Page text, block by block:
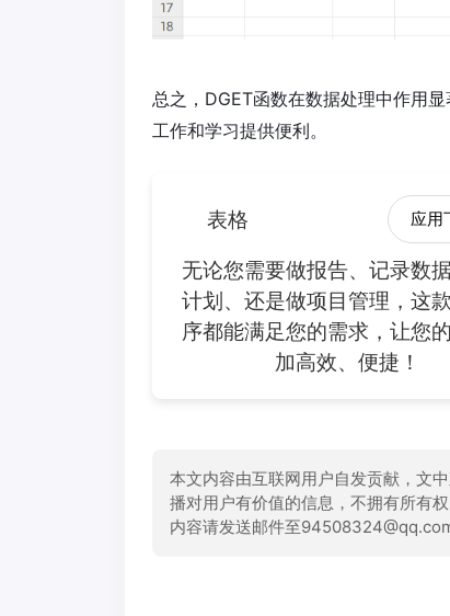
总之，DGET函数在数据处理中作用
工作和学习提供便利。
表格 应用
无论您需要做报告、记录数
计划、还是做项目管理，这
序都能满足您的需求，让您
加高效、便捷！
本文内容由互联网用户自发贡献，文
播对用户有价值的信息，不拥有所有
内容请发送邮件至